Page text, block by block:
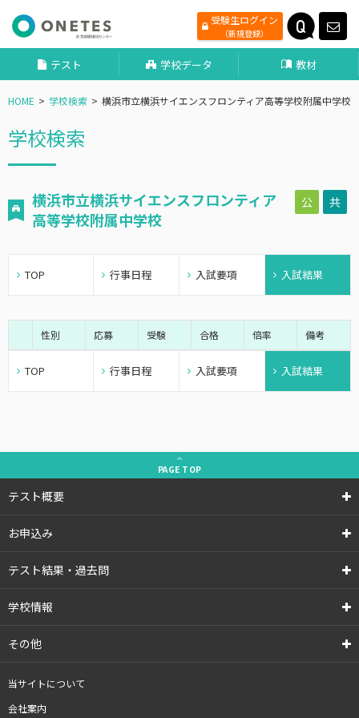
受験生ログイン
（新規登録）
テスト 学校データ 教材
HOME 学校検索 横浜市立横浜サイエンスフロンティア高等学校附属中学校
学校検索
横浜市立横浜サイエンスフロンティア
高等学校附属中学校
公 共
TOP 行事日程 入試要項 入試結果
性別 応募 受験 合格 倍率 備考
TOP 行事日程 入試要項 入試結果
PAGE TOP
テスト概要
お申込み
テスト結果・過去問
学校情報
その他
当サイトについて
会社案内